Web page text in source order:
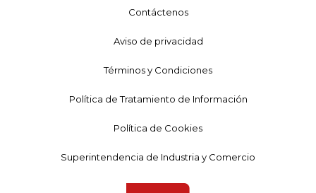
Contáctenos
Aviso de privacidad
Términos y Condiciones
Política de Tratamiento de Información
Política de Cookies
Superintendencia de Industria y Comercio